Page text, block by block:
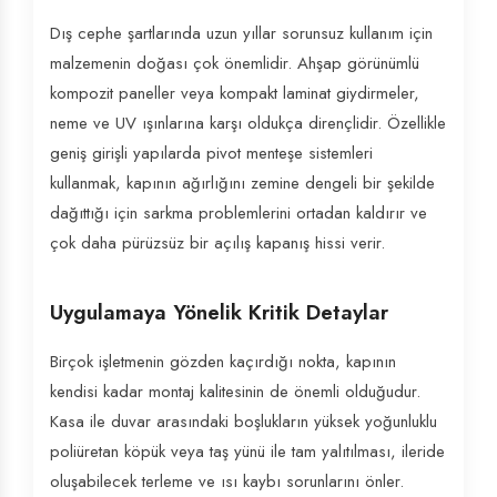
Dış cephe şartlarında uzun yıllar sorunsuz kullanım için
malzemenin doğası çok önemlidir. Ahşap görünümlü
kompozit paneller veya kompakt laminat giydirmeler,
neme ve UV ışınlarına karşı oldukça dirençlidir. Özellikle
geniş girişli yapılarda pivot menteşe sistemleri
kullanmak, kapının ağırlığını zemine dengeli bir şekilde
dağıttığı için sarkma problemlerini ortadan kaldırır ve
çok daha pürüzsüz bir açılış kapanış hissi verir.
Uygulamaya Yönelik Kritik Detaylar
Birçok işletmenin gözden kaçırdığı nokta, kapının
kendisi kadar montaj kalitesinin de önemli olduğudur.
Kasa ile duvar arasındaki boşlukların yüksek yoğunluklu
poliüretan köpük veya taş yünü ile tam yalıtılması, ileride
oluşabilecek terleme ve ısı kaybı sorunlarını önler.